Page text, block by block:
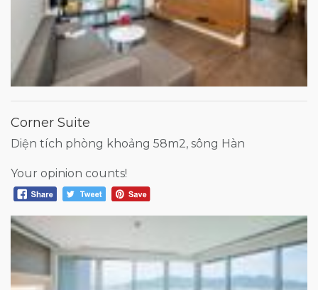
Corner Suite
Diện tích phòng khoảng 58m2, sông Hàn
Your opinion counts!